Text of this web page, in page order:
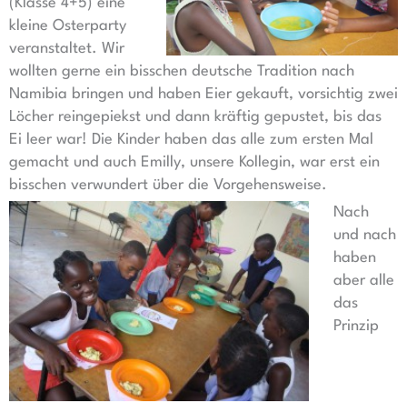
(Klasse 4+5) eine
kleine Osterparty
veranstaltet. Wir
wollten gerne ein bisschen deutsche Tradition nach
Namibia bringen und haben Eier gekauft, vorsichtig zwei
Löcher reingepiekst und dann kräftig gepustet, bis das
Ei leer war! Die Kinder haben das alle zum ersten Mal
gemacht und auch Emilly, unsere Kollegin, war erst ein
bisschen verwundert über die Vorgehensweise.
Nach
und nach
haben
aber alle
das
Prinzip